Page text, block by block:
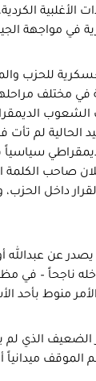
الأغلبية
في مواجهة
للحزب
في مختلف
الشعوب
لم تأت
سياسياً
صاحب الكلمة
داخل
يصدر عن
ناجحاً – في
الضعيف
الموقف